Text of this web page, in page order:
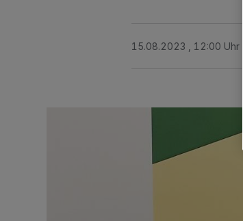
15.08.2023 , 12:00 Uhr